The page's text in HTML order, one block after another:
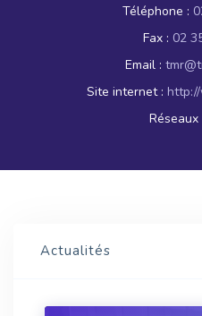
Téléphone :
Fax : 02
Email :
Site internet :
Réseaux
Actualités